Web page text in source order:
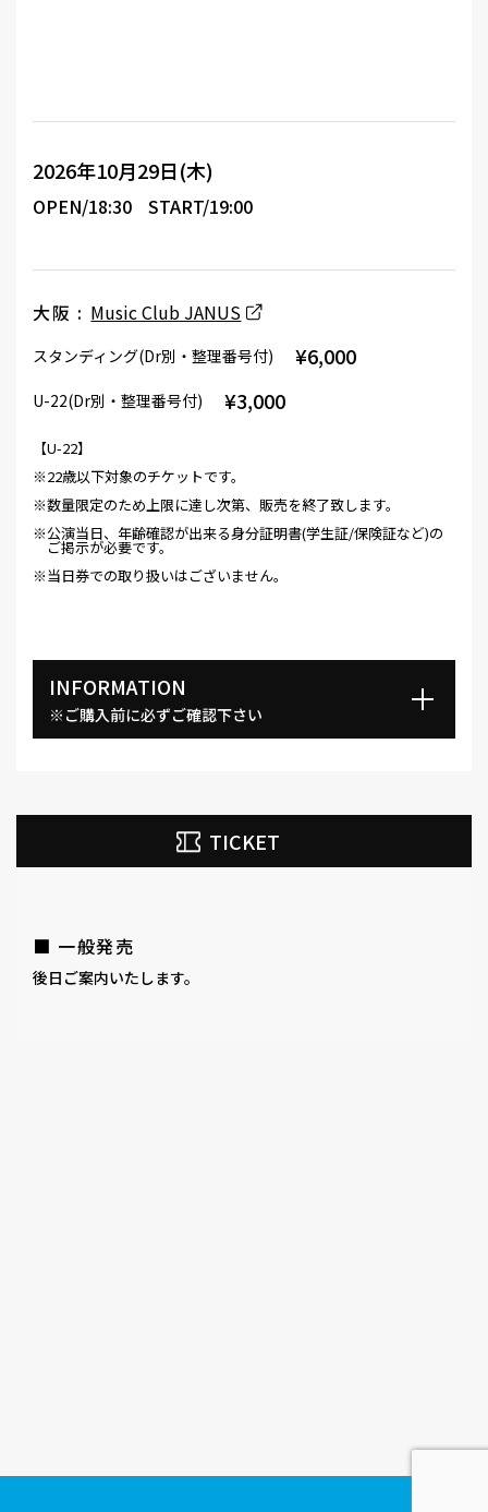
2026年10月29日(木)
OPEN/18:30 START/19:00
大阪 : Music Club JANUS
スタンディング(Dr別・整理番号付) ¥6,000
U-22(Dr別・整理番号付) ¥3,000
【U-22】
※22歳以下対象のチケットです。
※数量限定のため上限に達し次第、販売を終了致します。
※公演当日、年齢確認が出来る身分証明書(学生証/保険証など)の
ご掲示が必要です。
※当日券での取り扱いはございません。
INFORMATION
※ご購入前に必ずご確認下さい
TICKET
■ 一般発売
後日ご案内いたします。